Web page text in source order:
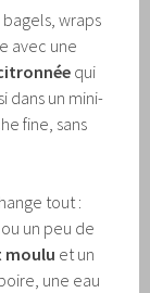
wraps
avec une
qui
dans un mini-
fine, sans
tout :
un peu de
moulu et un
une eau